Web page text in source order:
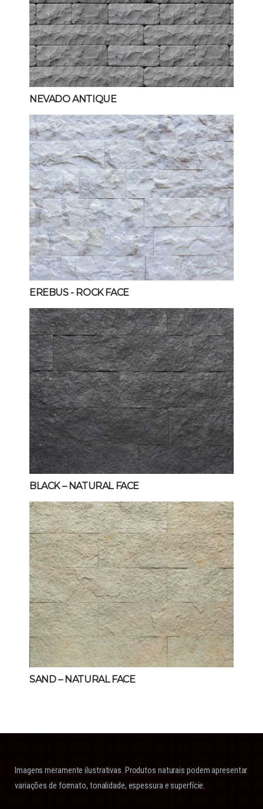
NEVADO ANTIQUE
EREBUS- ROCK FACE
BLACK – NATURAL FACE
SAND – NATURAL FACE
Imagens meramente ilustrativas. Produtos naturais podem apresentar
variações de formato, tonalidade, espessura e superfície.